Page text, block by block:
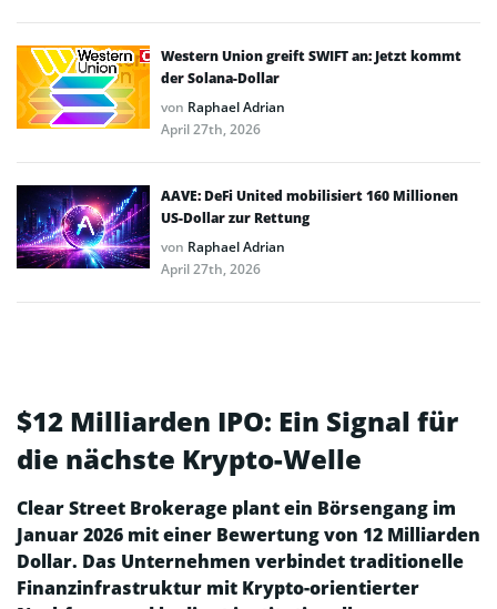
Western Union greift SWIFT an: Jetzt kommt
der Solana-Dollar
von Raphael Adrian
April 27th, 2026
AAVE: DeFi United mobilisiert 160 Millionen
US-Dollar zur Rettung
von Raphael Adrian
April 27th, 2026
$12 Milliarden IPO: Ein Signal für
die nächste Krypto-Welle
Clear Street Brokerage plant ein Börsengang im
Januar 2026 mit einer Bewertung von 12 Milliarden
Dollar. Das Unternehmen verbindet traditionelle
Finanzinfrastruktur mit Krypto-orientierter